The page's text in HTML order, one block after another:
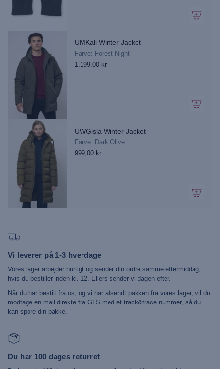
UMKali Winter Jacket
Farve: Forest Night
1.199,00 kr
UWGisla Winter Jacket
Farve: Dark Olive
999,00 kr
Vi leverer på 1-3 hverdage
Vores lager arbejder hurtigt og sender din ordre samme eftermiddag,
hvis du bestiller inden kl. 12. Ellers sender vi dagen efter.
Når du har bestilt fra os, og vi har afsendt pakken fra vores lager, vil du
modtage en mail direkte fra GLS med et track&trace nummer, så du
kan spore din pakke.
Du har 100 dages returret